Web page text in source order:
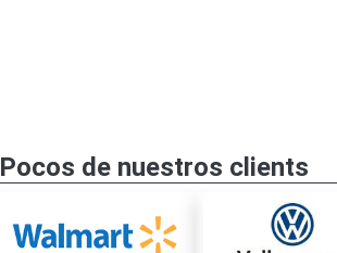
Pocos de nuestros clients